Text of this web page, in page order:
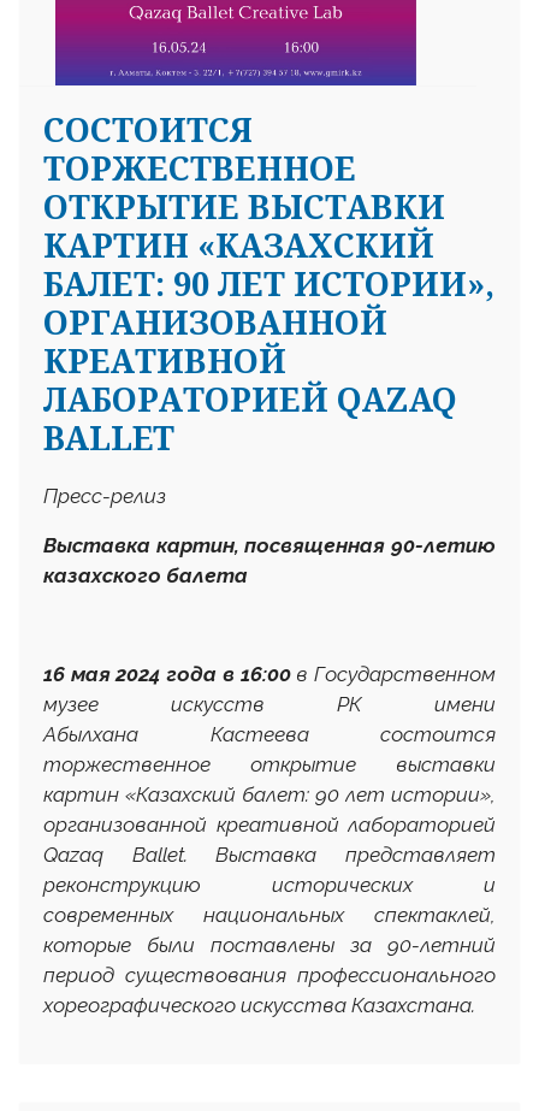
CОСТОИТСЯ
ТОРЖЕСТВЕННОЕ
ОТКРЫТИЕ ВЫСТАВКИ
КАРТИН «КАЗАХСКИЙ
БАЛЕТ: 90 ЛЕТ ИСТОРИИ»,
ОРГАНИЗОВАННОЙ
КРЕАТИВНОЙ
ЛАБОРАТОРИЕЙ QAZAQ
BALLET
Пресс-релиз
Выставка картин, посвященная 90-летию
казахского балета
16 мая 2024 года в 16:00 вГосударственном
музее искусств РК имени
Абылхана Кастеева состоится
торжественное открытие выставки
картин «Казахский балет: 90 лет истории»,
организованной креативной лабораторией
Qazaq
Ballet. Выставка представляет
реконструкцию исторических и
современных национальных спектаклей,
которые были поставлены за 90-летний
период существования профессионального
хореографического искусства Казахстана.